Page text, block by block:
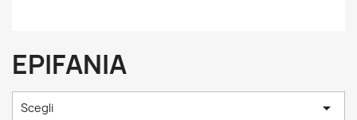
EPIFANIA
Scegli 